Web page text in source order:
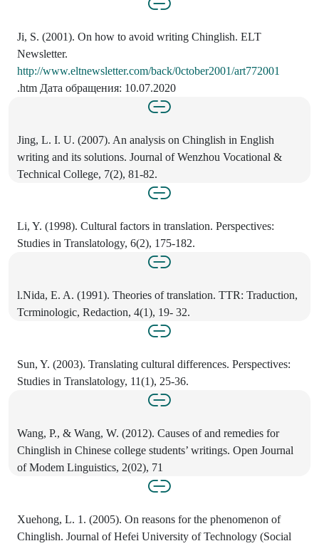
Ji, S. (2001). On how to avoid writing Chinglish. ELT
Newsletter.
http://www.eltnewsletter.com/back/0ctober2001/art772001
.htm Дата обращения: 10.07.2020
Jing, L. I. U. (2007). An analysis on Chinglish in English
writing and its solutions. Journal of Wenzhou Vocational &
Technical College, 7(2), 81-82.
Li, Y. (1998). Cultural factors in translation. Perspectives:
Studies in Translatology, 6(2), 175-182.
l.Nida, E. A. (1991). Theories of translation. TTR: Traduction,
Tcrminologic, Redaction, 4(1), 19- 32.
Sun, Y. (2003). Translating cultural differences. Perspectives:
Studies in Translatology, 11(1), 25-36.
Wang, P., & Wang, W. (2012). Causes of and remedies for
Chinglish in Chinese college students’ writings. Open Journal
of Modem Linguistics, 2(02), 71
Xuehong, L. 1. (2005). On reasons for the phenomenon of
Chinglish. Journal of Hefei University of Technology (Social